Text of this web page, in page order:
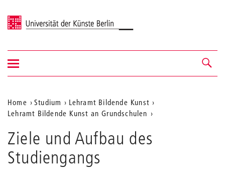
Universität der Künste Berlin
Navigation &
Suche
Navigation
ein-/ausblenden
Aktuelle
Position
auf
der
Webseite
Home Studium
Lehramt Bildende Kunst
Lehramt Bildende Kunst an Grundschulen
Ziele und Aufbau des
Studiengangs